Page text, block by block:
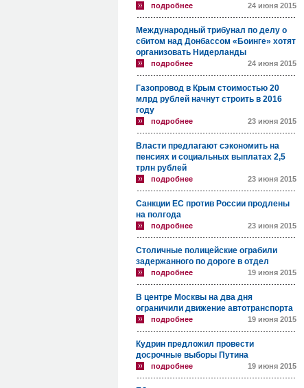
подробнее 24 июня 2015
Международный трибунал по делу о
сбитом над Донбассом «Боинге» хотят
организовать Нидерланды
подробнее 24 июня 2015
Газопровод в Крым стоимостью 20
млрд рублей начнут строить в 2016
году
подробнее 23 июня 2015
Власти предлагают сэкономить на
пенсиях и социальных выплатах 2,5
трлн рублей
подробнее 23 июня 2015
Санкции ЕС против России продлены
на полгода
подробнее 23 июня 2015
Столичные полицейские ограбили
задержанного по дороге в отдел
подробнее 19 июня 2015
В центре Москвы на два дня
ограничили движение автотранспорта
подробнее 19 июня 2015
Кудрин предложил провести
досрочные выборы Путина
подробнее 19 июня 2015